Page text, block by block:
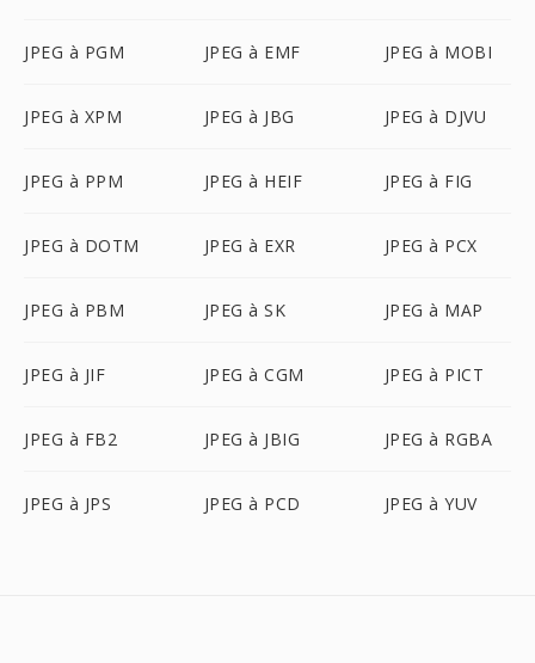
JPEG à PGM JPEG à EMF JPEG à MOBI
JPEG à XPM JPEG à JBG JPEG à DJVU
JPEG à PPM JPEG à HEIF JPEG à FIG
JPEG à DOTM JPEG à EXR JPEG à PCX
JPEG à PBM JPEG à SK JPEG à MAP
JPEG à JIF JPEG à CGM JPEG à PICT
JPEG à FB2 JPEG à JBIG JPEG à RGBA
JPEG à JPS JPEG à PCD JPEG à YUV